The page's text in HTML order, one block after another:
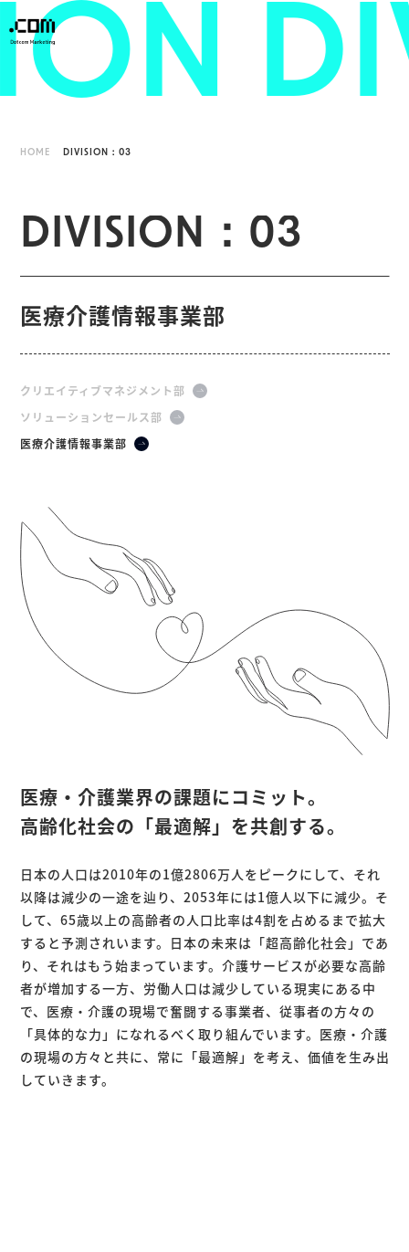
HOME DIVISION：03
DIVISION ： 03
クリエイティブマネジメント部
ソリューションセールス部
医療介護情報事業部
医療介護情報事業部
医療・介護業界の課題にコミット。
高齢化社会の「最適解」を共創する。
日本の人口は2010年の1億2806万人をピークにして、それ
以降は減少の一途を辿り、2053年には1億人以下に減少。そ
して、65歳以上の高齢者の人口比率は4割を占めるまで拡大
すると予測されいます。日本の未来は「超高齢化社会」であ
り、それはもう始まっています。介護サービスが必要な高齢
者が増加する一方、労働人口は減少している現実にある中
で、医療・介護の現場で奮闘する事業者、従事者の方々の
「具体的な力」になれるべく取り組んでいます。医療・介護
の現場の方々と共に、常に「最適解」を考え、価値を生み出
していきます。